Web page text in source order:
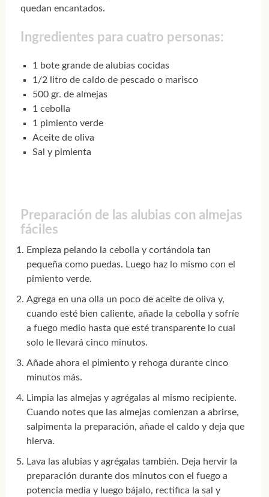
quedan encantados.
Ingredientes para cuatro personas:
1 bote grande de alubias cocidas
1/2 litro de caldo de pescado o marisco
500 gr. de almejas
1 cebolla
1 pimiento verde
Aceite de oliva
Sal y pimienta
Preparación de las alubias con almejas
fáciles
Empieza pelando la cebolla y cortándola tan
pequeña como puedas. Luego haz lo mismo con el
pimiento verde.
Agrega en una olla un poco de aceite de oliva y,
cuando esté bien caliente, añade la cebolla y sofríe
a fuego medio hasta que esté transparente lo cual
solo le llevará cinco minutos.
Añade ahora el pimiento y rehoga durante cinco
minutos más.
Limpia las almejas y agrégalas al mismo recipiente.
Cuando notes que las almejas comienzan a abrirse,
salpimenta la preparación, añade el caldo y deja que
hierva.
Lava las alubias y agrégalas también. Deja hervir la
preparación durante dos minutos con el fuego a
potencia media y luego bájalo, rectifica la sal y